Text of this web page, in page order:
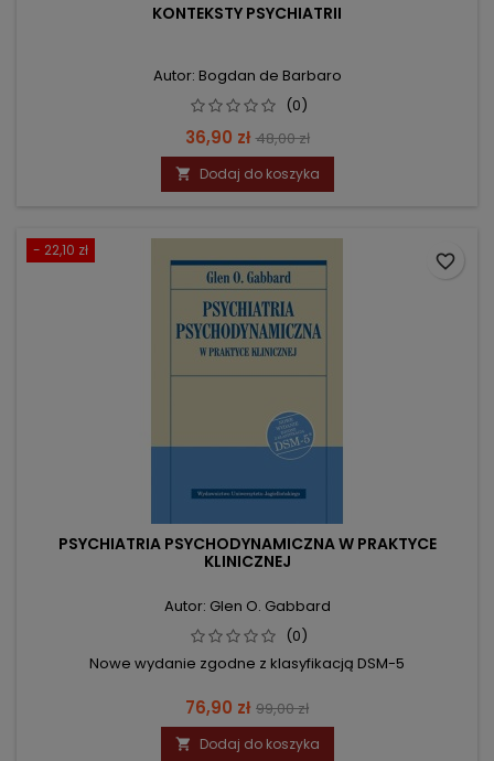
KONTEKSTY PSYCHIATRII
Autor: Bogdan de Barbaro
(0)
Cena
36,90 zł Cena
podstawowa
48,00 zł
 Dodaj do koszyka
- 22,10 zł
PSYCHIATRIA PSYCHODYNAMICZNA W PRAKTYCE
KLINICZNEJ
Autor: Glen O. Gabbard
(0)
Nowe wydanie zgodne z klasyfikacją DSM-5
Cena
76,90 zł Cena
podstawowa
99,00 zł
 Dodaj do koszyka
favorite_border